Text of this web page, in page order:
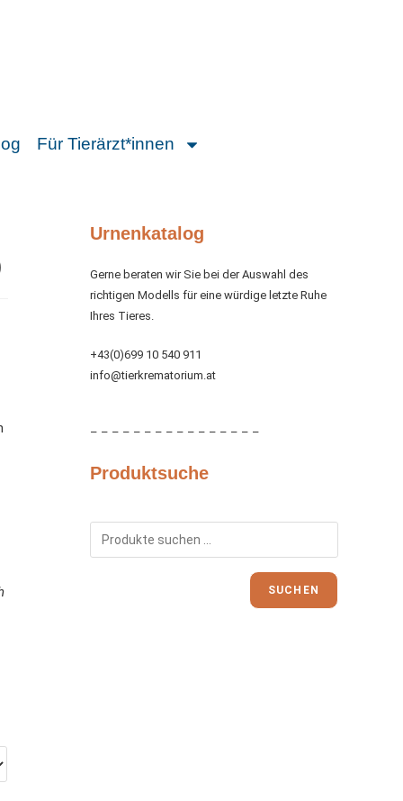
Für Tierärzt*innen
Urnenkatalog
Gerne beraten wir Sie bei der Auswahl des
richtigen Modells für eine würdige letzte Ruhe
Ihres Tieres.
+43(0)699 10 540 911
info@tierkrematorium.at
– – – – – – – – – – – – – – – –
Produktsuche
SUCHEN